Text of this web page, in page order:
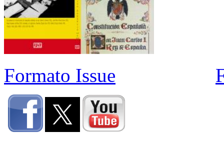
Formato Issue